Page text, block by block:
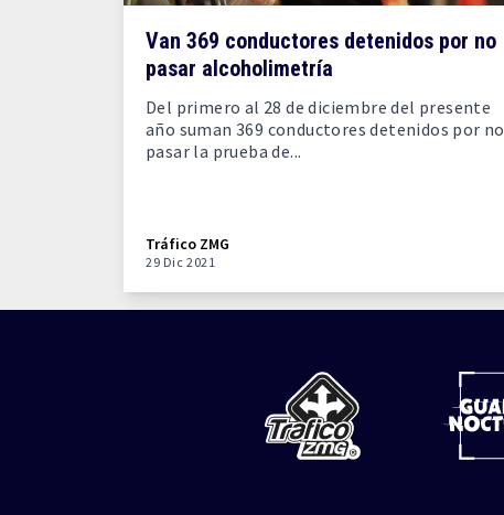
Van 369 conductores detenidos por no
pasar alcoholimetría
Del primero al 28 de diciembre del presente
año suman 369 conductores detenidos por no
pasar la prueba de...
Tráfico ZMG
29 Dic 2021